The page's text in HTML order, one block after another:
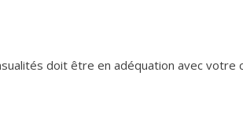
doit être en adéquation avec votre